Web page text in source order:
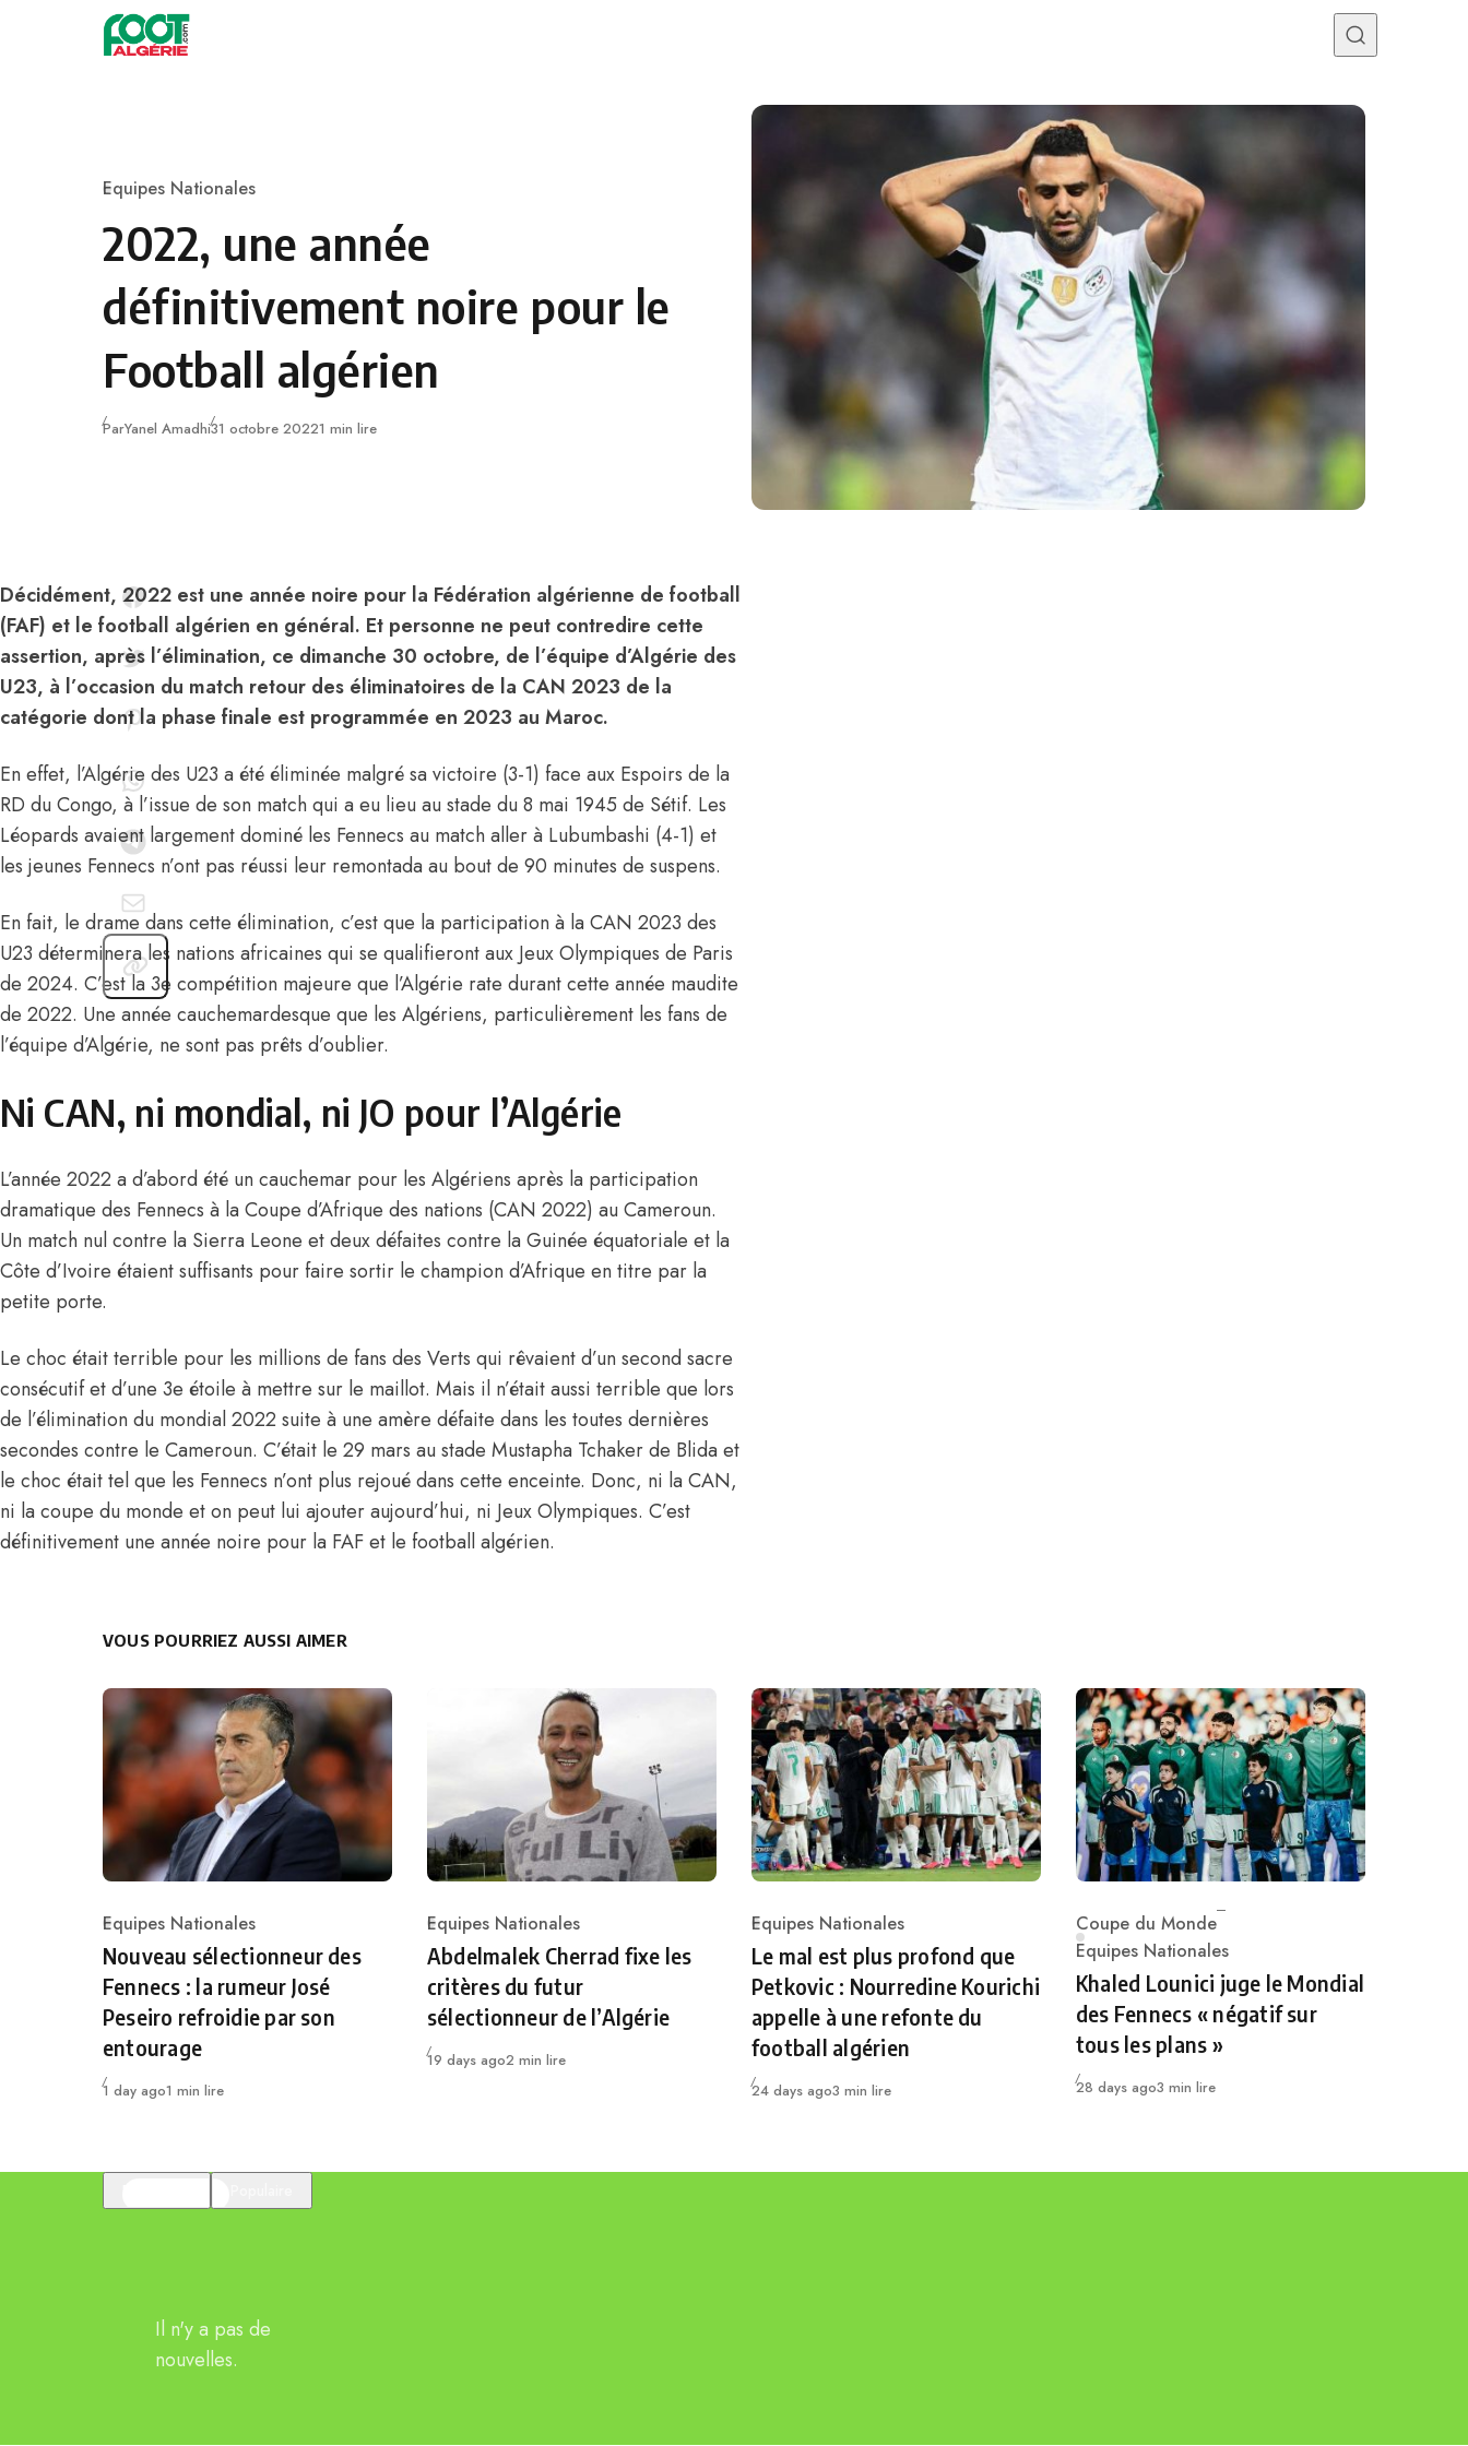
Skip to content
Category
Equipes Nationales
2022, une année
définitivement noire pour le
Football algérien
ParYanel AmadhiPublié
31 octobre 20221 min lire
Décidément, 2022 est une année noire pour la Fédération algérienne de football
(FAF) et le football algérien en général. Et personne ne peut contredire cette
assertion, après l’élimination, ce dimanche 30 octobre, de l’équipe d’Algérie des
U23, à l’occasion du match retour des éliminatoires de la CAN 2023 de la
catégorie dont la phase finale est programmée en 2023 au Maroc.
En effet, l’Algérie des U23 a été éliminée malgré sa victoire (3-1) face aux Espoirs de la
RD du Congo, à l’issue de son match qui a eu lieu au stade du 8 mai 1945 de Sétif. Les
Léopards avaient largement dominé les Fennecs au match aller à Lubumbashi (4-1) et
les jeunes Fennecs n’ont pas réussi leur remontada au bout de 90 minutes de suspens.
En fait, le drame dans cette élimination, c’est que la participation à la CAN 2023 des
U23 déterminera les nations africaines qui se qualifieront aux Jeux Olympiques de Paris
de 2024. C’est la 3e compétition majeure que l’Algérie rate durant cette année maudite
de 2022. Une année cauchemardesque que les Algériens, particulièrement les fans de
l’équipe d’Algérie, ne sont pas prêts d’oublier.
Ni CAN, ni mondial, ni JO pour l’Algérie
L’année 2022 a d’abord été un cauchemar pour les Algériens après la participation
dramatique des Fennecs à la Coupe d’Afrique des nations (CAN 2022) au Cameroun.
Un match nul contre la Sierra Leone et deux défaites contre la Guinée équatoriale et la
Côte d’Ivoire étaient suffisants pour faire sortir le champion d’Afrique en titre par la
petite porte.
Le choc était terrible pour les millions de fans des Verts qui rêvaient d’un second sacre
consécutif et d’une 3e étoile à mettre sur le maillot. Mais il n’était aussi terrible que lors
de l’élimination du mondial 2022 suite à une amère défaite dans les toutes dernières
secondes contre le Cameroun. C’était le 29 mars au stade Mustapha Tchaker de Blida et
le choc était tel que les Fennecs n’ont plus rejoué dans cette enceinte. Donc, ni la CAN,
ni la coupe du monde et on peut lui ajouter aujourd’hui, ni Jeux Olympiques. C’est
définitivement une année noire pour la FAF et le football algérien.
VOUS POURRIEZ AUSSI AIMER
Category
Equipes Nationales
Nouveau sélectionneur des
Fennecs : la rumeur José
Peseiro refroidie par son
entourage
Publié
1 day ago1 min lire
Category
Equipes Nationales
Abdelmalek Cherrad fixe les
critères du futur
sélectionneur de l’Algérie
Publié
19 days ago2 min lire
Category
Equipes Nationales
Le mal est plus profond que
Petkovic : Nourredine Kourichi
appelle à une refonte du
football algérien
Publié
24 days ago3 min lire
Category
Coupe du Monde
Equipes Nationales
Khaled Lounici juge le Mondial
des Fennecs « négatif sur
tous les plans »
Publié
28 days ago3 min lire
Il n'y a pas de
nouvelles.